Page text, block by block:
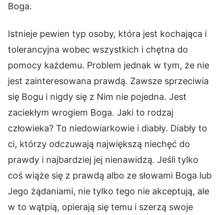
Istnieje pewien typ osoby, która jest kochająca i
tolerancyjna wobec wszystkich i chętna do
pomocy każdemu. Problem jednak w tym, że nie
jest zainteresowana prawdą. Zawsze sprzeciwia
się Bogu i nigdy się z Nim nie pojedna. Jest
zaciekłym wrogiem Boga. Jaki to rodzaj
człowieka? To niedowiarkowie i diabły. Diabły to
ci, którzy odczuwają największą niechęć do
prawdy i najbardziej jej nienawidzą. Jeśli tylko
coś wiąże się z prawdą albo ze słowami Boga lub
Jego żądaniami, nie tylko tego nie akceptują, ale
w to wątpią, opierają się temu i szerzą swoje